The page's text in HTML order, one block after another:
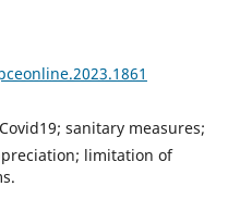
sanitary measures;
limitation of